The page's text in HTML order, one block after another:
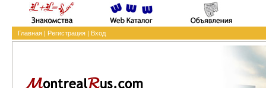
Главная| Регистрация| Вход